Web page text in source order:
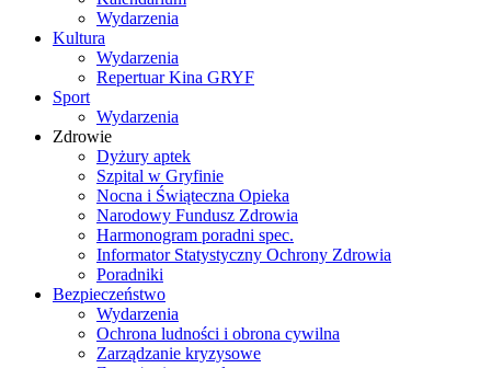
Wydarzenia
Kultura
Wydarzenia
Repertuar Kina GRYF
Sport
Wydarzenia
Zdrowie
Dyżury aptek
Szpital w Gryfinie
Nocna i Świąteczna Opieka
Narodowy Fundusz Zdrowia
Harmonogram poradni spec.
Informator Statystyczny Ochrony Zdrowia
Poradniki
Bezpieczeństwo
Wydarzenia
Ochrona ludności i obrona cywilna
Zarządzanie kryzysowe